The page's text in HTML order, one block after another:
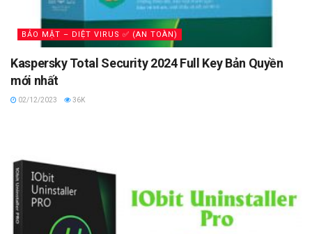
BẢO MẬT – DIỆT VIRUS ✅ (AN TOÀN)
Kaspersky Total Security 2024 Full Key Bản Quyền
mới nhất
02/12/2023 36K